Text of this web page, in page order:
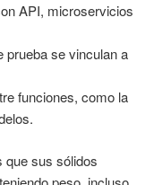
API, microservicios
prueba se vinculan a
funciones, como la
que sus sólidos